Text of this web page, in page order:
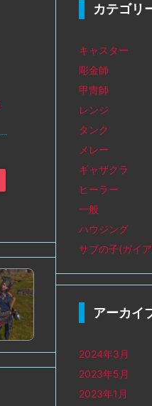
カテゴリ
キャスター
彫金師
甲冑師
レンジ
タンク
メレー
ギャザクラ
ヒーラー
一般
ハウジング
サブの子(ガイ
アーカイ
2024年3月
2023年5月
2023年1月